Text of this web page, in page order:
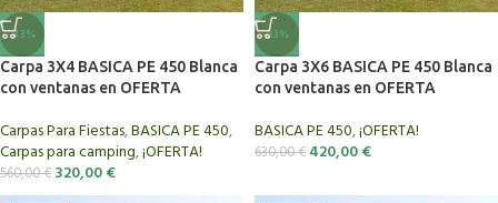
-43%
Carpa 3X4 BASICA PE 450 Blanca
con ventanas en OFERTA
Carpas Para Fiestas,BASICA PE 450,
Carpas para camping,¡OFERTA!
560,00€ 320,00€
-33%
Carpa 3X6 BASICA PE 450 Blanca
con ventanas en OFERTA
BASICA PE 450,¡OFERTA!
630,00€ 420,00€